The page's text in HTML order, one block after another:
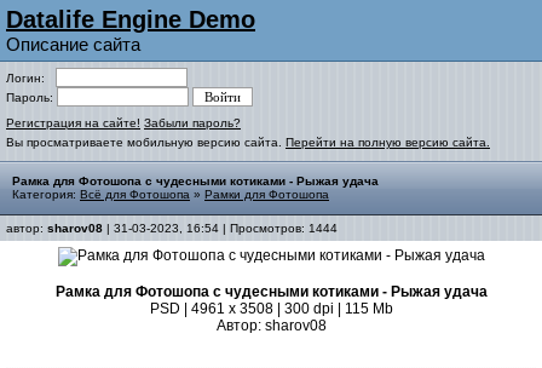
Datalife Engine Demo
Описание сайта
Логин:
Пароль:
Регистрация на сайте! Забыли пароль?
Вы просматриваете мобильную версию сайта. Перейти на полную версию сайта.
Рамка для Фотошопа с чудесными котиками - Рыжая удача
Категория: Всё для Фотошопа » Рамки для Фотошопа
автор: sharov08 | 31-03-2023, 16:54 | Просмотров: 1444
Рамка для Фотошопа с чудесными котиками - Рыжая удача
PSD | 4961 х 3508 | 300 dpi | 115 Mb
Автор: sharov08